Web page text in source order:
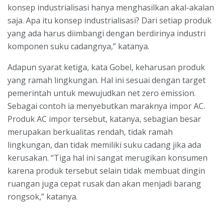
konsep industrialisasi hanya menghasilkan akal-akalan
saja. Apa itu konsep industrialisasi? Dari setiap produk
yang ada harus diimbangi dengan berdirinya industri
komponen suku cadangnya,” katanya.
Adapun syarat ketiga, kata Gobel, keharusan produk
yang ramah lingkungan. Hal ini sesuai dengan target
pemerintah untuk mewujudkan net zero emission.
Sebagai contoh ia menyebutkan maraknya impor AC.
Produk AC impor tersebut, katanya, sebagian besar
merupakan berkualitas rendah, tidak ramah
lingkungan, dan tidak memiliki suku cadang jika ada
kerusakan. “Tiga hal ini sangat merugikan konsumen
karena produk tersebut selain tidak membuat dingin
ruangan juga cepat rusak dan akan menjadi barang
rongsok,” katanya.